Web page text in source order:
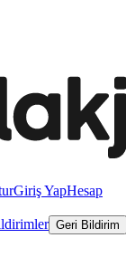
Giriş YapHesap
Geri Bildirim